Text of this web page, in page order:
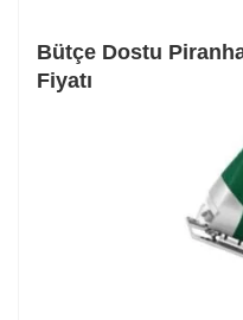
Bütçe Dostu
Fiyatı